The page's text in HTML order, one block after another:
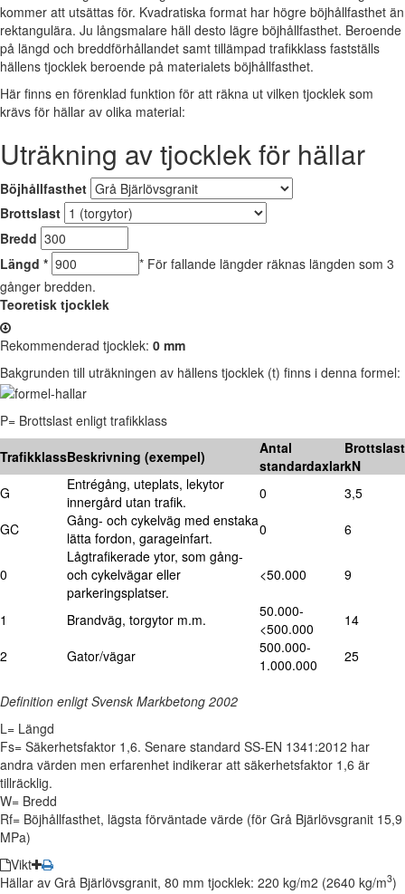
kommer att utsättas för. Kvadratiska format har högre böjhållfasthet än
rektangulära. Ju långsmalare häll desto lägre böjhållfasthet. Beroende
på längd och breddförhållandet samt tillämpad trafikklass fastställs
hällens tjocklek beroende på materialets böjhållfasthet.
Här finns en förenklad funktion för att räkna ut vilken tjocklek som
krävs för hällar av olika material:
Uträkning av tjocklek för hällar
Böjhållfasthet
Brottslast
Bredd
Längd *
* För fallande längder räknas längden som 3
gånger bredden.
Teoretisk tjocklek
Rekommenderad tjocklek: 0 mm
Bakgrunden till uträkningen av hällens tjocklek (t) finns i denna formel:
P= Brottslast enligt trafikklass
TrafikklassBeskrivning (exempel)
Antal
standardaxlar
Brottslast
kN
G
Entrégång, uteplats, lekytor
innergård utan trafik.
0
3,5
GC
Gång- och cykelväg med enstaka
lätta fordon, garageinfart.
0 6
0
Lågtrafikerade ytor, som gång-
och cykelvägar eller
parkeringsplatser.
<50.000 9
1 Brandväg, torgytor m.m.
50.000-
<500.000
14
2
Gator/vägar
500.000-
1.000.000
25
Definition enligt Svensk Markbetong 2002
L= Längd
Fs= Säkerhetsfaktor 1,6. Senare standard SS-EN 1341:2012 har
andra värden men erfarenhet indikerar att säkerhetsfaktor 1,6 är
tillräcklig.
W= Bredd
Rf= Böjhållfasthet, lägsta förväntade värde (för Grå Bjärlövsgranit 15,9
MPa)
Vikt
Hällar av Grå Bjärlövsgranit, 80 mm tjocklek: 220 kg/m2 (2640 kg/m3)